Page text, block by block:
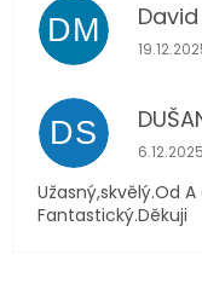
DM
DS
6.12.2025
Užasný,skvělý.Od
Fantastický.Děkuji